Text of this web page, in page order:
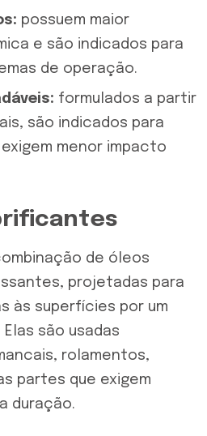
: possuem maior
e são indicados para
de operação.
formulados a partir
são indicados para
menor impacto
de óleos
projetadas para
às superfícies por um
são usadas
rolamentos,
partes que exigem
duração.